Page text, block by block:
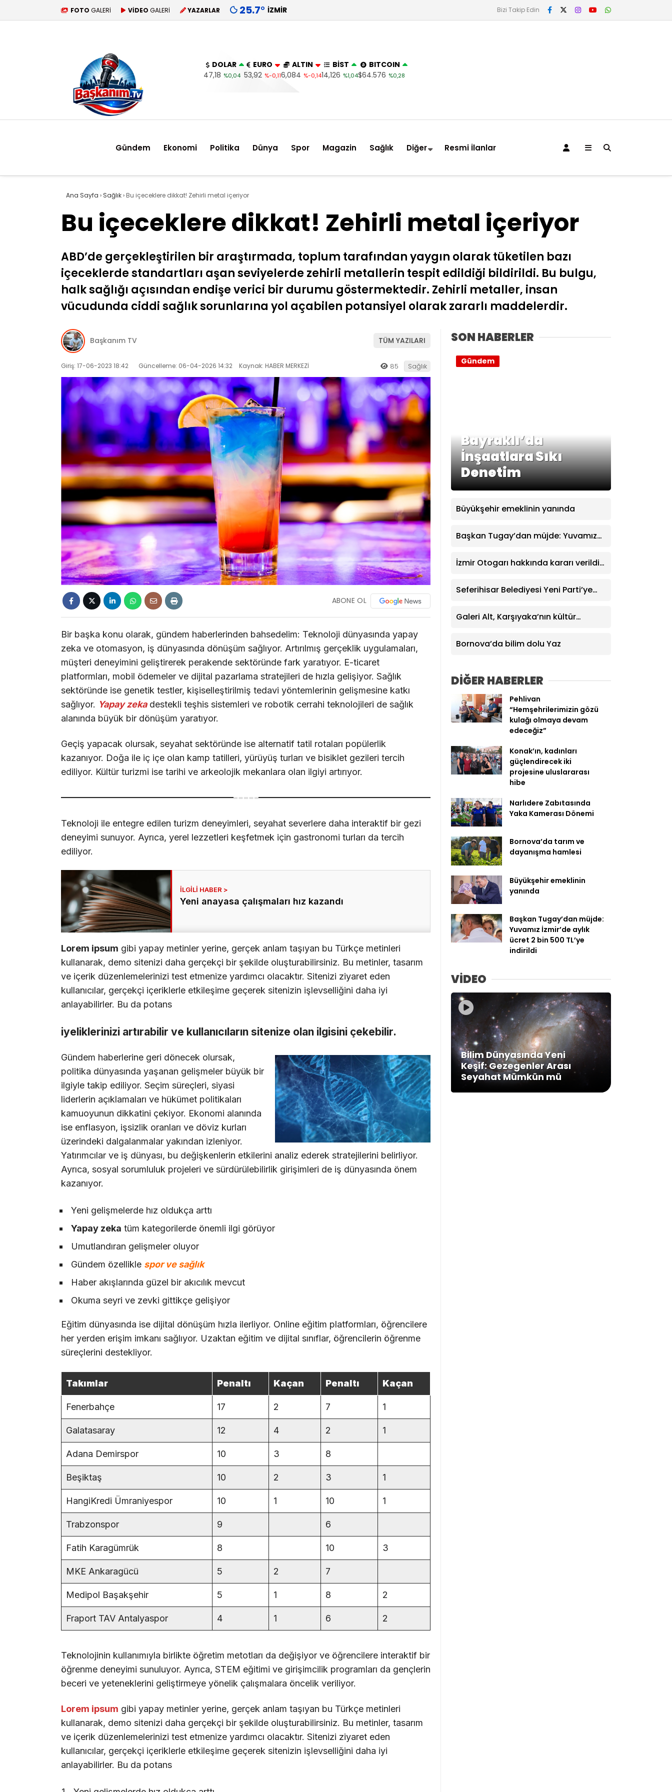
FOTO GALERİ VİDEO GALERİ YAZARLAR 25.7° İZMIR Bizi Takip Edin
DOLAR
47,18 %0,04
EURO
53,92 %-0,11
ALTIN
6,084 %-0,14
BİST
14,126 %1,04
BITCOIN
$64.576 %0,28
Gündem Ekonomi Politika Dünya Spor Magazin Sağlık Diğer Resmi İlanlar
Ana Sayfa › Sağlık› Bu içeceklere dikkat! Zehirli metal içeriyor
Bu içeceklere dikkat! Zehirli metal içeriyor
ABD’de gerçekleştirilen bir araştırmada, toplum tarafından yaygın olarak tüketilen bazı
içeceklerde standartları aşan seviyelerde zehirli metallerin tespit edildiği bildirildi. Bu bulgu,
halk sağlığı açısından endişe verici bir durumu göstermektedir. Zehirli metaller, insan
vücudunda ciddi sağlık sorunlarına yol açabilen potansiyel olarak zararlı maddelerdir.
Başkanım TV TÜM YAZILARI
Giriş: 17-06-2023 18:42 Güncelleme: 06-04-2026 14:32 Kaynak: HABER MERKEZİ 85 Sağlık
ABONE OL
Bir başka konu olarak, gündem haberlerinden bahsedelim: Teknoloji dünyasında yapay
zeka ve otomasyon, iş dünyasında dönüşüm sağlıyor. Artırılmış gerçeklik uygulamaları,
müşteri deneyimini geliştirerek perakende sektöründe fark yaratıyor. E-ticaret
platformları, mobil ödemeler ve dijital pazarlama stratejileri de hızla gelişiyor. Sağlık
sektöründe ise genetik testler, kişiselleştirilmiş tedavi yöntemlerinin gelişmesine katkı
sağlıyor. Yapay zekadestekli teşhis sistemleri ve robotik cerrahi teknolojileri de sağlık
alanında büyük bir dönüşüm yaratıyor.
Geçiş yapacak olursak, seyahat sektöründe ise alternatif tatil rotaları popülerlik
kazanıyor. Doğa ile iç içe olan kamp tatilleri, yürüyüş turları ve bisiklet gezileri tercih
ediliyor. Kültür turizmi ise tarihi ve arkeolojik mekanlara olan ilgiyi artırıyor.
Teknoloji ile entegre edilen turizm deneyimleri, seyahat severlere daha interaktif bir gezi
deneyimi sunuyor. Ayrıca, yerel lezzetleri keşfetmek için gastronomi turları da tercih
ediliyor.
Yeni anayasa çalışmaları hız kazandı
Lorem ipsum gibi yapay metinler yerine, gerçek anlam taşıyan bu Türkçe metinleri
kullanarak, demo sitenizi daha gerçekçi bir şekilde oluşturabilirsiniz. Bu metinler, tasarım
ve içerik düzenlemelerinizi test etmenize yardımcı olacaktır. Sitenizi ziyaret eden
kullanıcılar, gerçekçi içeriklerle etkileşime geçerek sitenizin işlevselliğini daha iyi
anlayabilirler. Bu da potans
iyeliklerinizi artırabilir ve kullanıcıların sitenize olan ilgisini çekebilir.
Gündem haberlerine geri dönecek olursak,
politika dünyasında yaşanan gelişmeler büyük bir
ilgiyle takip ediliyor. Seçim süreçleri, siyasi
liderlerin açıklamaları ve hükümet politikaları
kamuoyunun dikkatini çekiyor. Ekonomi alanında
ise enflasyon, işsizlik oranları ve döviz kurları
üzerindeki dalgalanmalar yakından izleniyor.
Yatırımcılar ve iş dünyası, bu değişkenlerin etkilerini analiz ederek stratejilerini belirliyor.
Ayrıca, sosyal sorumluluk projeleri ve sürdürülebilirlik girişimleri de iş dünyasında önem
kazanıyor.
Yeni gelişmelerde hız oldukça arttı
Yapay zeka tüm kategorilerde önemli ilgi görüyor
Umutlandıran gelişmeler oluyor
Gündem özellikle spor ve sağlık
Haber akışlarında güzel bir akıcılık mevcut
Okuma seyri ve zevki gittikçe gelişiyor
Eğitim dünyasında ise dijital dönüşüm hızla ilerliyor. Online eğitim platformları, öğrencilere
her yerden erişim imkanı sağlıyor. Uzaktan eğitim ve dijital sınıflar, öğrencilerin öğrenme
süreçlerini destekliyor.
Takımlar Penaltı Kaçan Penaltı Kaçan
Fenerbahçe 17 2 7 1
Galatasaray 12 4 2 1
Adana Demirspor 10 3 8
Beşiktaş 10 2 3 1
HangiKredi Ümraniyespor 10 1 10 1
Trabzonspor 9 6
Fatih Karagümrük 8 10 3
MKE Ankaragücü 5 2 7
Medipol Başakşehir 5 1 8 2
Fraport TAV Antalyaspor 4 1 6 2
Teknolojinin kullanımıyla birlikte öğretim metotları da değişiyor ve öğrencilere interaktif bir
öğrenme deneyimi sunuluyor. Ayrıca, STEM eğitimi ve girişimcilik programları da gençlerin
beceri ve yeteneklerini geliştirmeye yönelik çalışmalara öncelik veriliyor.
Lorem ipsum gibi yapay metinler yerine, gerçek anlam taşıyan bu Türkçe metinleri
kullanarak, demo sitenizi daha gerçekçi bir şekilde oluşturabilirsiniz. Bu metinler, tasarım
ve içerik düzenlemelerinizi test etmenize yardımcı olacaktır. Sitenizi ziyaret eden
kullanıcılar, gerçekçi içeriklerle etkileşime geçerek sitenizin işlevselliğini daha iyi
anlayabilirler. Bu da potans
SON HABERLER
Bayraklı’da
İnşaatlara Sıkı
Denetim
Gündem
Büyükşehir emeklinin yanında
Başkan Tugay’dan müjde: Yuvamız
indirildi
İzmir Otogarı hakkında kararı verildi:
Seferihisar Belediyesi Yeni Parti’ye
Galeri Alt, Karşıyaka’nın kültür
Bornova’da bilim dolu Yaz
DİĞER HABERLER
Pehlivan
“Hemşehrilerimizin gözü
kulağı olmaya devam
edeceğiz”
Konak’ın, kadınları
güçlendirecek iki
projesine uluslararası
hibe
Narlıdere Zabıtasında
Yaka Kamerası Dönemi
Bornova’da tarım ve
dayanışma hamlesi
Büyükşehir emeklinin
yanında
Başkan Tugay’dan müjde:
Yuvamız İzmir’de aylık
ücret 2 bin 500 TL’ye
indirildi
VİDEO
Bilim Dünyasında Yeni
Keşif: Gezegenler Arası
Seyahat Mümkün mü